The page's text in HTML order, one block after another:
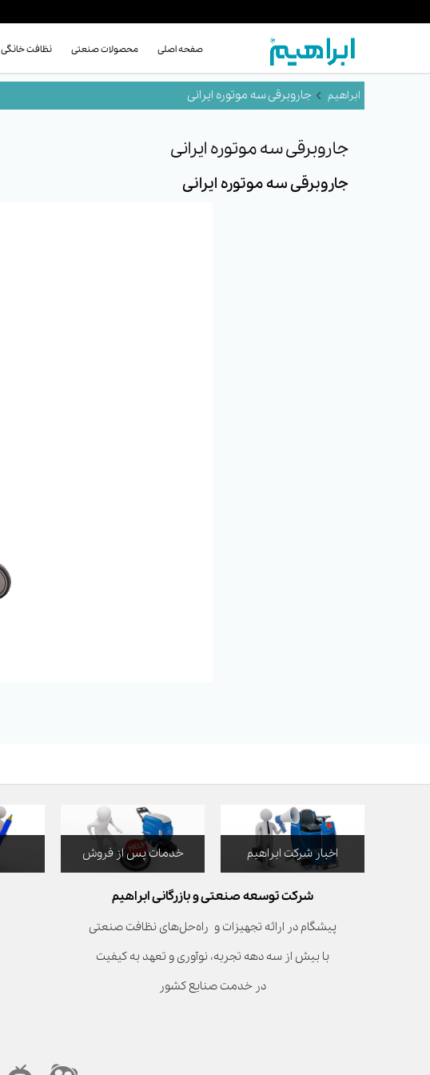
صفحه اصلی محصولات صنعتی نظافت خانگی
جاروبرقی سه موتوره ایرانی
جاروبرقی سه موتوره ایرانی
جاروبرقی سه موتوره ایرانی
اخبار شرکت ابراهیم خدمات پس از فروش
شرکت توسعه صنعتی و بازرگانی ابراهیم
پیشگام در ارائه تجهیزات و راه‌حل‌های نظافت صنعتی
با بیش از سه دهه تجربه، نوآوری و تعهد به کیفیت
در خدمت صنایع کشور